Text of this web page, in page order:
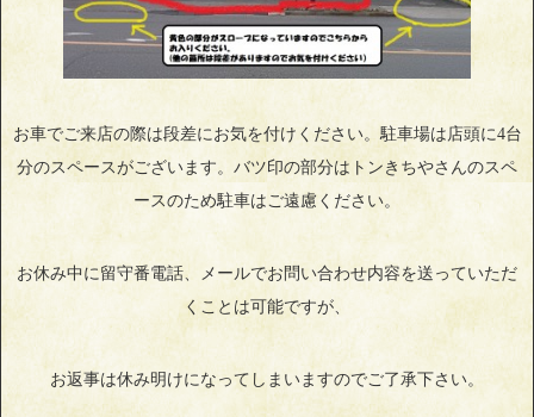
お車でご来店の際は段差にお気を付けください。駐車場は店頭に4台
分のスペースがございます。バツ印の部分はトンきちやさんのスペ
ースのため駐車はご遠慮ください。
お休み中に留守番電話、メールでお問い合わせ内容を送っていただ
くことは可能ですが、
お返事は休み明けになってしまいますのでご了承下さい。